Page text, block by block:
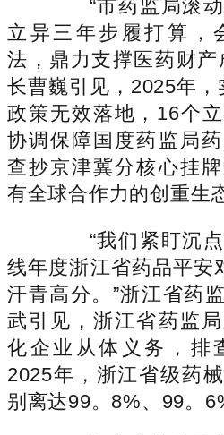
“市药监局滚动
立异三年步履打算，
法，鼎力支撑医药财产
长曹巍引见，2025年
政策无效落地，16个
协调保障国度药监局
查抄京津冀分核心挂
有全球合作力的创重生
“我们紧盯沉点
线年度浙江省药品平安
汗青高分。”浙江省药
武引见，浙江省药监
化企业从体义务，排
2025年，浙江省级药
别离达99。8%、99。